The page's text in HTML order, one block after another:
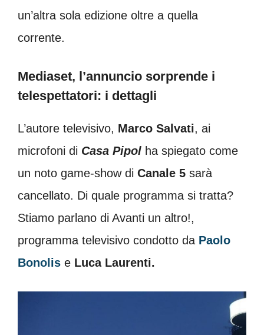
un’altra sola edizione oltre a quella
corrente.
Mediaset, l’annuncio sorprende i
telespettatori: i dettagli
L’autore televisivo, Marco Salvati, ai
microfoni di Casa Pipol ha spiegato come
un noto game-show di Canale 5 sarà
cancellato. Di quale programma si tratta?
Stiamo parlano di Avanti un altro!,
programma televisivo condotto da Paolo
Bonolis e Luca Laurenti.